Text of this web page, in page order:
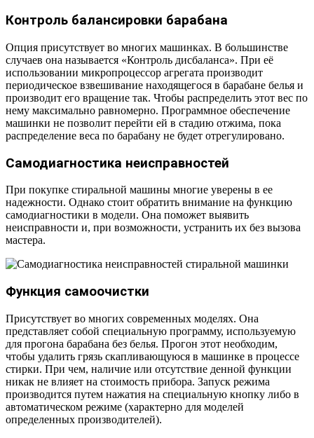
Контроль балансировки барабана
Опция присутствует во многих машинках. В большинстве
случаев она называется «Контроль дисбаланса». При её
использовании микропроцессор агрегата производит
периодическое взвешивание находящегося в барабане белья и
производит его вращение так. Чтобы распределить этот вес по
нему максимально равномерно. Программное обеспечение
машинки не позволит перейти ей в стадию отжима, пока
распределение веса по барабану не будет отрегулировано.
Самодиагностика неисправностей
При покупке стиральной машины многие уверены в ее
надежности. Однако стоит обратить внимание на функцию
самодиагностики в модели. Она поможет выявить
неисправности и, при возможности, устранить их без вызова
мастера.
Функция самоочистки
Присутствует во многих современных моделях. Она
представляет собой специальную программу, используемую
для прогона барабана без белья. Прогон этот необходим,
чтобы удалить грязь скапливающуюся в машинке в процессе
стирки. При чем, наличие или отсутствие денной функции
никак не влияет на стоимость прибора. Запуск режима
производится путем нажатия на специальную кнопку либо в
автоматическом режиме (характерно для моделей
определенных производителей).